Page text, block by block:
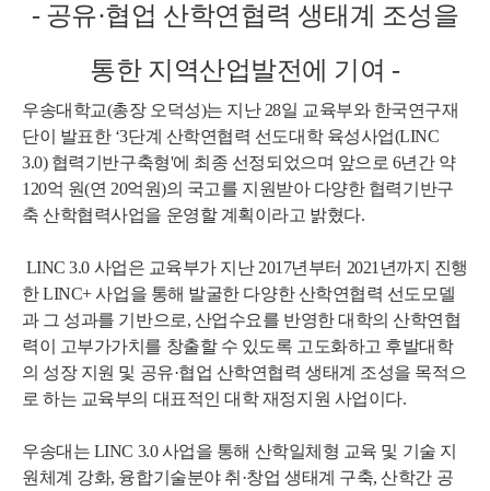
- 공유·협업 산학연협력 생태계 조성을
통한 지역산업발전에 기여 -
우송대학교(총장 오덕성)는 지난 28일 교육부와 한국연구재
단이 발표한 ‘3단계 산학연협력 선도대학 육성사업(LINC
3.0) 협력기반구축형'에 최종 선정되었으며 앞으로 6년간 약
120억 원(연 20억원)의 국고를 지원받아 다양한 협력기반구
축 산학협력사업을 운영할 계획이라고 밝혔다.
LINC 3.0 사업은 교육부가 지난 2017년부터 2021년까지 진행
한 LINC+ 사업을 통해 발굴한 다양한 산학연협력 선도모델
과 그 성과를 기반으로, 산업수요를 반영한 대학의 산학연협
력이 고부가가치를 창출할 수 있도록 고도화하고 후발대학
의 성장 지원 및 공유·협업 산학연협력 생태계 조성을 목적으
로 하는 교육부의 대표적인 대학 재정지원 사업이다.
우송대는 LINC 3.0 사업을 통해 산학일체형 교육 및 기술 지
원체계 강화, 융합기술분야 취·창업 생태계 구축, 산학간 공